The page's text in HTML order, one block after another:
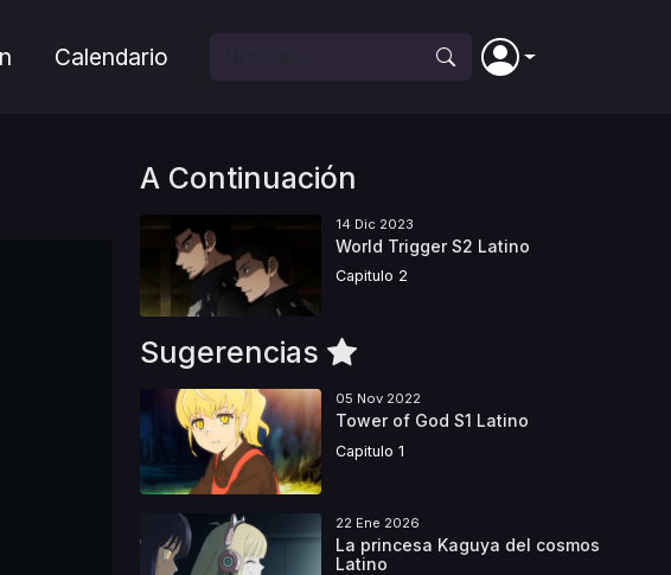
Calendario
A Continuación
14 Dic 2023
World Trigger S2 Latino
Capitulo 2
Sugerencias
05 Nov 2022
Tower of God S1 Latino
Capitulo 1
22 Ene 2026
La princesa Kaguya del cosmos
Latino